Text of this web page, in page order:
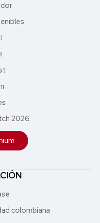
2026
colombiana